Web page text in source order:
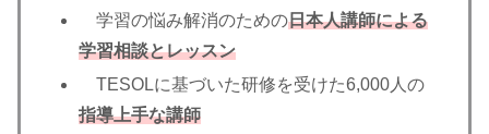
学習の悩み解消のための日本人講師による
学習相談とレッスン
TESOLに基づいた研修を受けた6,000人の
指導上手な講師